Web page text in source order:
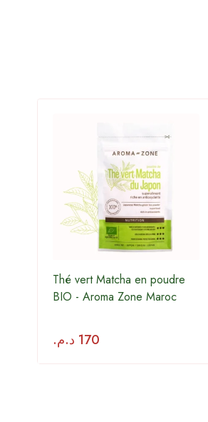
Thé vert Matcha en poudre
BIO - Aroma Zone Maroc
170 د.م.